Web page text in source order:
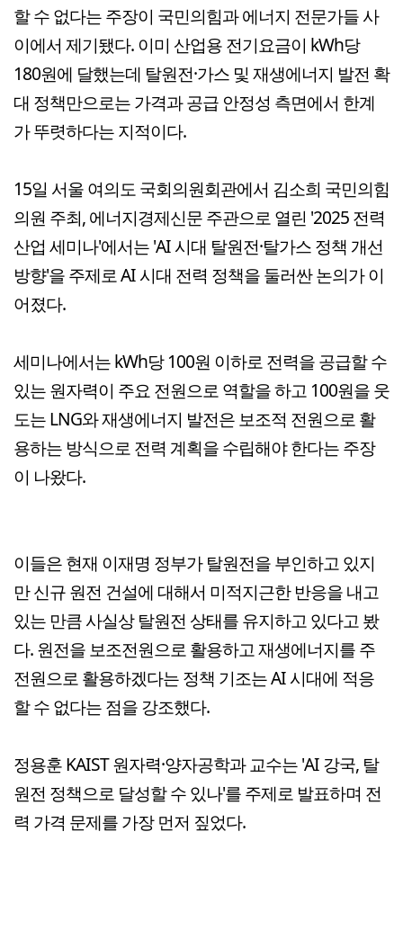
할 수 없다는 주장이 국민의힘과 에너지 전문가들 사
이에서 제기됐다. 이미 산업용 전기요금이 kWh당
180원에 달했는데 탈원전·가스 및 재생에너지 발전 확
대 정책만으로는 가격과 공급 안정성 측면에서 한계
가 뚜렷하다는 지적이다.
15일 서울 여의도 국회의원회관에서 김소희 국민의힘
의원 주최, 에너지경제신문 주관으로 열린 '2025 전력
산업 세미나'에서는 'AI 시대 탈원전·탈가스 정책 개선
방향'을 주제로 AI 시대 전력 정책을 둘러싼 논의가 이
어졌다.
세미나에서는 kWh당 100원 이하로 전력을 공급할 수
있는 원자력이 주요 전원으로 역할을 하고 100원을 웃
도는 LNG와 재생에너지 발전은 보조적 전원으로 활
용하는 방식으로 전력 계획을 수립해야 한다는 주장
이 나왔다.
이들은 현재 이재명 정부가 탈원전을 부인하고 있지
만 신규 원전 건설에 대해서 미적지근한 반응을 내고
있는 만큼 사실상 탈원전 상태를 유지하고 있다고 봤
다. 원전을 보조전원으로 활용하고 재생에너지를 주
전원으로 활용하겠다는 정책 기조는 AI 시대에 적응
할 수 없다는 점을 강조했다.
정용훈 KAIST 원자력·양자공학과 교수는 'AI 강국, 탈
원전 정책으로 달성할 수 있나'를 주제로 발표하며 전
력 가격 문제를 가장 먼저 짚었다.